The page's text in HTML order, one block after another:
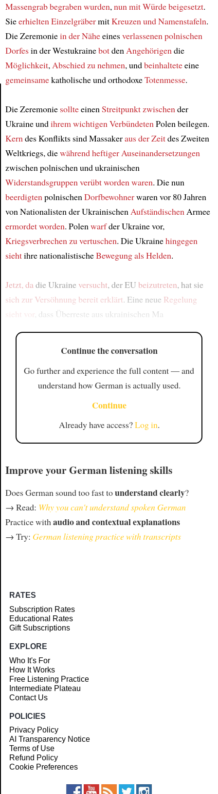
Article
Massengrabbegraben wurden,nun mit Würde beigesetzt.
SieerhieltenEinzelgräbermitKreuzen und Namenstafeln.
Die Zeremoniein der Näheeinesverlassenen polnischen
Dorfesin der WestukrainebotdenAngehörigendie
Möglichkeit,Abschied zu nehmen, undbeinhalteteeine
gemeinsamekatholische und orthodoxeTotenmesse.
Die Zeremonie sollteeinenStreitpunkt zwischender
Ukraine undihrem wichtigen VerbündetenPolen beilegen.
Kerndes Konflikts sind Massakeraus der Zeitdes Zweiten
Weltkriegs, diewährend heftiger Auseinandersetzungen
zwischen polnischen und ukrainischen
Widerstandsgruppenverübt worden waren. Die nun
beerdigtenpolnischenDorfbewohnerwaren vor 80 Jahren
von Nationalisten der UkrainischenAufständischenArmee
ermordet worden. Polenwarfder Ukraine vor,
Kriegsverbrechen zu vertuschen. Die Ukrainehingegen
siehtihre nationalistischeBewegungals Helden.
Jetzt, dadie Ukraineversucht, der EUbeizutreten, hat sie
sich zur Versöhnung bereit erklärt. Eine neue Regelung
sieht vor
, dass Überreste aus ukrainischen Ma
Continue the conversation
Go further and experience the full content — and
understand how German is actually used.
Continue
Already have access?Log in.
Improve your German listening skills
Does German sound too fast tounderstand clearly?
→ Read: Why you can't understand spoken German
Practice with audio and contextual explanations
→ Try: German listening practice with transcripts
RATES
Subscription Rates
Educational Rates
Gift Subscriptions
EXPLORE
Who It's For
How It Works
Free Listening Practice
Intermediate Plateau
Contact Us
POLICIES
Privacy Policy
AI Transparency Notice
Terms of Use
Refund Policy
Cookie Preferences